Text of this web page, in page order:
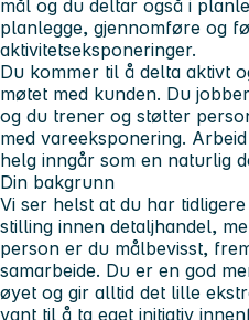
mål og du deltar også i
planlegge, gjennomføre og
aktivitetseksponeringer.
Du kommer til å delta aktivt
møtet med kunden. Du
og du trener og støtter
med vareeksponering.
helg inngår som en naturlig
Din bakgrunn
Vi ser helst at du har
stilling innen detaljhandel,
person er du målbevisst,
samarbeide. Du er en god
øyet og gir alltid det lille
vant til å ta eget initiativ